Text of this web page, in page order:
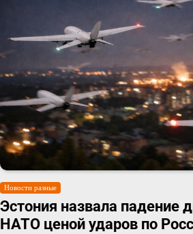
Новости разные
Эстония назвала падение
НАТО ценой ударов по